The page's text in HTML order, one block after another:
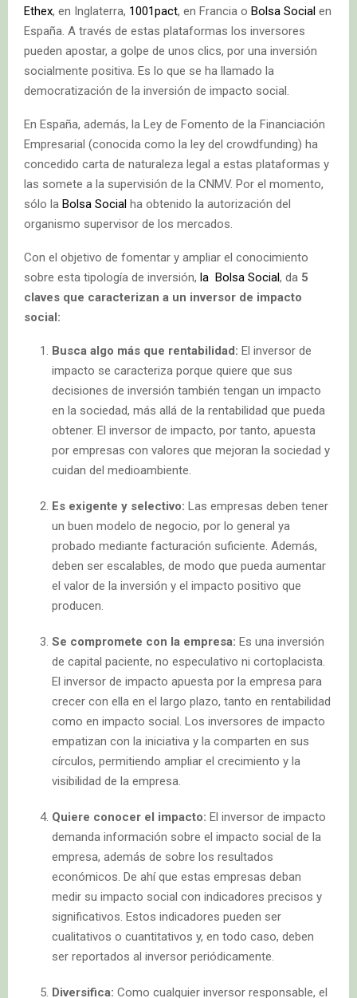
Ethex, en Inglaterra, 1001pact, en Francia o Bolsa Social en
España. A través de estas plataformas los inversores
pueden apostar, a golpe de unos clics, por una inversión
socialmente positiva. Es lo que se ha llamado la
democratización de la inversión de impacto social.
En España, además, la Ley de Fomento de la Financiación
Empresarial (conocida como la ley del crowdfunding) ha
concedido carta de naturaleza legal a estas plataformas y
las somete a la supervisión de la CNMV. Por el momento,
sólo la Bolsa Social ha obtenido la autorización del
organismo supervisor de los mercados.
Con el objetivo de fomentar y ampliar el conocimiento
sobre esta tipología de inversión, la Bolsa Social, da 5
claves que caracterizan a un inversor de impacto
social:
Busca algo más que rentabilidad: El inversor de
impacto se caracteriza porque quiere que sus
decisiones de inversión también tengan un impacto
en la sociedad, más allá de la rentabilidad que pueda
obtener. El inversor de impacto, por tanto, apuesta
por empresas con valores que mejoran la sociedad y
cuidan del medioambiente.
Es exigente y selectivo: Las empresas deben tener
un buen modelo de negocio, por lo general ya
probado mediante facturación suficiente. Además,
deben ser escalables, de modo que pueda aumentar
el valor de la inversión y el impacto positivo que
producen.
Se compromete con la empresa: Es una inversión
de capital paciente, no especulativo ni cortoplacista.
El inversor de impacto apuesta por la empresa para
crecer con ella en el largo plazo, tanto en rentabilidad
como en impacto social. Los inversores de impacto
empatizan con la iniciativa y la comparten en sus
círculos, permitiendo ampliar el crecimiento y la
visibilidad de la empresa.
Quiere conocer el impacto: El inversor de impacto
demanda información sobre el impacto social de la
empresa, además de sobre los resultados
económicos. De ahí que estas empresas deban
medir su impacto social con indicadores precisos y
significativos. Estos indicadores pueden ser
cualitativos o cuantitativos y, en todo caso, deben
ser reportados al inversor periódicamente.
Diversifica: Como cualquier inversor responsable, el